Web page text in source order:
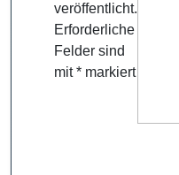
veröffentlicht.
Erforderliche
Felder sind
mit* markiert